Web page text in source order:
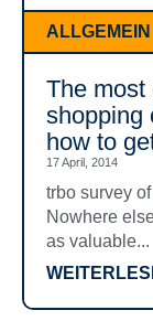
ALLGEMEIN
The most
shopping
how to
17 April, 2014
trbo survey
Nowhere
as valuable...